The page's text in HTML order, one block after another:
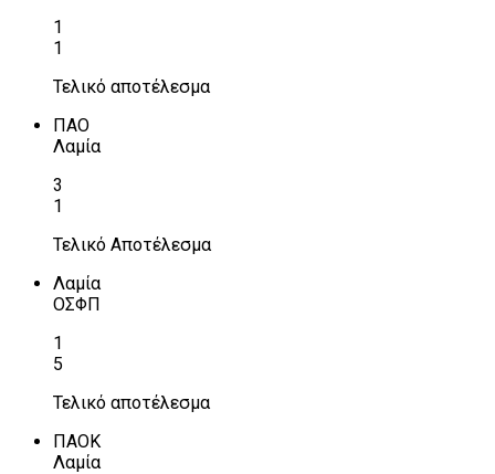
1
1
Τελικό αποτέλεσμα
ΠΑΟ
Λαμία
3
1
Τελικό Αποτέλεσμα
Λαμία
ΟΣΦΠ
1
5
Τελικό αποτέλεσμα
ΠΑΟΚ
Λαμία